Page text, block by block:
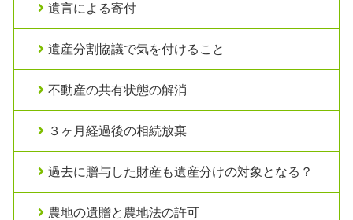
遺言による寄付
遺産分割協議で気を付けること
不動産の共有状態の解消
３ヶ月経過後の相続放棄
過去に贈与した財産も遺産分けの対象となる？
農地の遺贈と農地法の許可